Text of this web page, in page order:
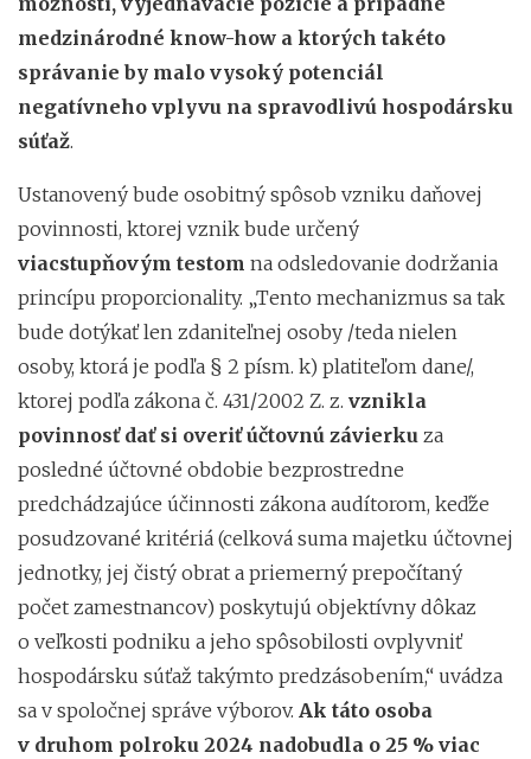
medzinárodné know-how a ktorých takéto
správanie by malo vysoký potenciál
negatívneho vplyvu na spravodlivú hospodársku
súťaž.
Ustanovený bude osobitný spôsob vzniku daňovej
povinnosti, ktorej vznik bude určený
viacstupňovým testom na odsledovanie dodržania
princípu proporcionality. „Tento mechanizmus sa tak
bude dotýkať len zdaniteľnej osoby /teda nielen
osoby, ktorá je podľa § 2 písm. k) platiteľom dane/,
ktorej podľa zákona č. 431/2002 Z. z. vznikla
povinnosť dať si overiť účtovnú závierku za
posledné účtovné obdobie bezprostredne
predchádzajúce účinnosti zákona audítorom, keďže
posudzované kritériá (celková suma majetku účtovnej
jednotky, jej čistý obrat a priemerný prepočítaný
počet zamestnancov) poskytujú objektívny dôkaz
o veľkosti podniku a jeho spôsobilosti ovplyvniť
hospodársku súťaž takýmto predzásobením,“ uvádza
sa v spoločnej správe výborov. Ak táto osoba
v druhom polroku 2024 nadobudla o 25 % viac